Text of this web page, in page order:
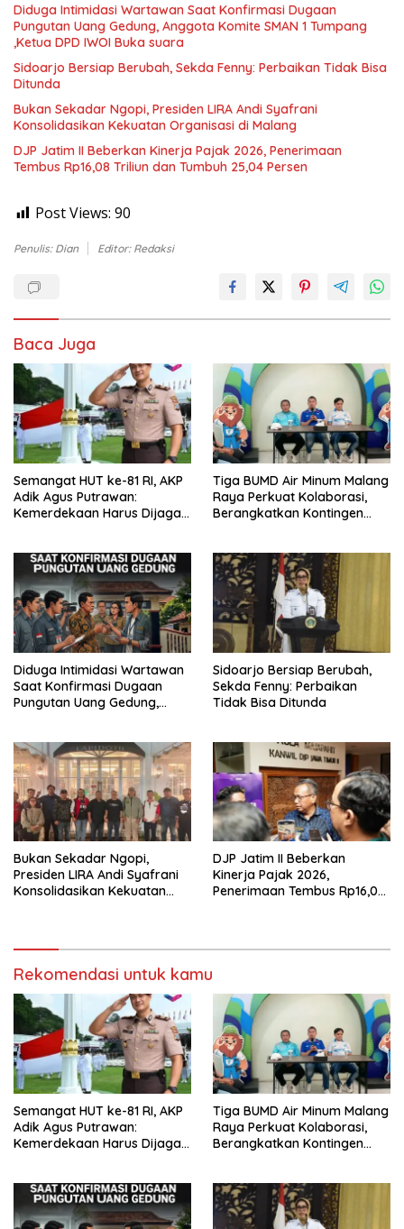
Diduga Intimidasi Wartawan Saat Konfirmasi Dugaan
Pungutan Uang Gedung, Anggota Komite SMAN 1 Tumpang
,Ketua DPD IWOI Buka suara
Sidoarjo Bersiap Berubah, Sekda Fenny: Perbaikan Tidak Bisa
Ditunda
Bukan Sekadar Ngopi, Presiden LIRA Andi Syafrani
Konsolidasikan Kekuatan Organisasi di Malang
DJP Jatim II Beberkan Kinerja Pajak 2026, Penerimaan
Tembus Rp16,08 Triliun dan Tumbuh 25,04 Persen
Post Views: 90
Penulis: Dian Editor: Redaksi
Baca Juga
Semangat HUT ke-81 RI, AKP
Adik Agus Putrawan:
Kemerdekaan Harus Dijaga
Tiga BUMD Air Minum Malang
Raya Perkuat Kolaborasi,
Berangkatkan Kontingen
Diduga Intimidasi Wartawan
Saat Konfirmasi Dugaan
Pungutan Uang Gedung,
Buka suara
Sidoarjo Bersiap Berubah,
Sekda Fenny: Perbaikan
Tidak Bisa Ditunda
Bukan Sekadar Ngopi,
Presiden LIRA Andi Syafrani
Konsolidasikan Kekuatan
DJP Jatim II Beberkan
Kinerja Pajak 2026,
Penerimaan Tembus Rp16,08
Rekomendasi untuk kamu
Semangat HUT ke-81 RI, AKP
Adik Agus Putrawan:
Kemerdekaan Harus Dijaga
Tiga BUMD Air Minum Malang
Raya Perkuat Kolaborasi,
Berangkatkan Kontingen